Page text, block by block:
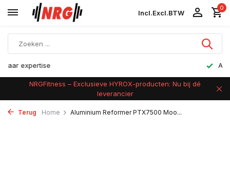
Incl.Excl.BTW
0
NRGFitness – Exclusieve HYROX-producten: Nu bij dé
leverancier
Terug Home Aluminium Reformer PTX7500 Moo...